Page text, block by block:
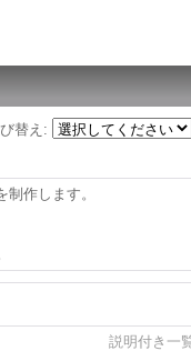
替え :
作します。
説明付き